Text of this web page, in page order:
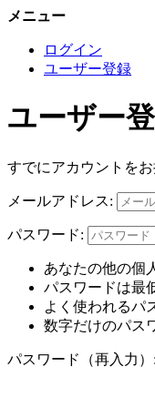
メニュー
ログイン
ユーザー登録
ユーザー
すでにアカウントを
メールアドレス:
パスワード:
あなたの他の個
パスワードは最
よく使われるパ
数字だけのパス
パスワード（再入力）: